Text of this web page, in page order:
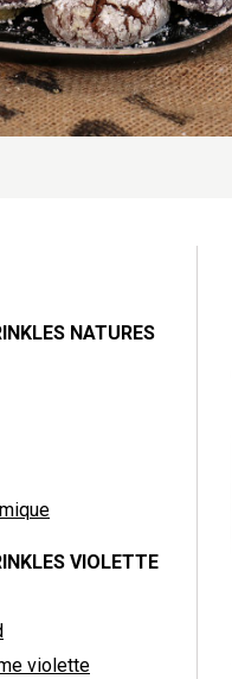
NATURES
VIOLETTE
violette